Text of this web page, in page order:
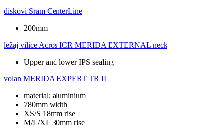
diskovi Sram CenterLine
200mm
ležaj vilice Acros ICR MERIDA EXTERNAL neck
Upper and lower IPS sealing
volan MERIDA EXPERT TR II
material: aluminium
780mm width
XS/S 18mm rise
M/L/XL 30mm rise